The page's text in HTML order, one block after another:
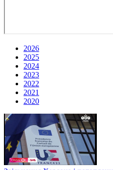
2026
2025
2024
2023
2022
2021
2020